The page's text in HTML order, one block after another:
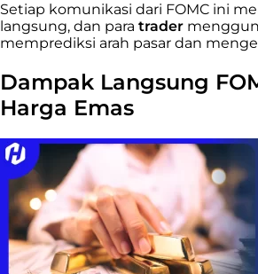
Setiap komunikasi dari FOMC ini
langsung, dan para trader
memprediksi arah pasar dan
Dampak Langsung
Harga Emas